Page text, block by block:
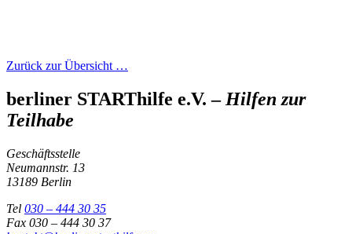
Zurück zur Übersicht …
berliner STARThilfe e.V. – Hilfen zur
Teilhabe
Geschäftsstelle
Neumannstr. 13
13189 Berlin
Tel 030 – 444 30 35
Fax 030 – 444 30 37